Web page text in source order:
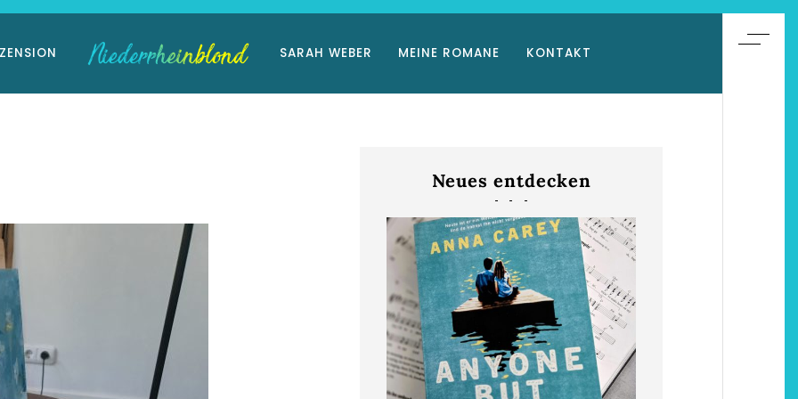
SARAH WEBER MEINE ROMANE KONTAKT
Neues entdecken
Landhaus
2026
Niederrhein-Buch: